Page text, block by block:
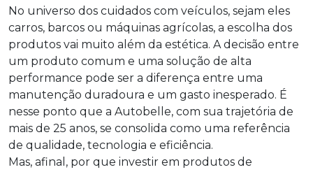
No universo dos cuidados com veículos, sejam eles
carros, barcos ou máquinas agrícolas, a escolha dos
produtos vai muito além da estética. A decisão entre
um produto comum e uma solução de alta
performance pode ser a diferença entre uma
manutenção duradoura e um gasto inesperado. É
nesse ponto que a Autobelle, com sua trajetória de
mais de 25 anos, se consolida como uma referência
de qualidade, tecnologia e eficiência.
Mas, afinal, por que investir em produtos de